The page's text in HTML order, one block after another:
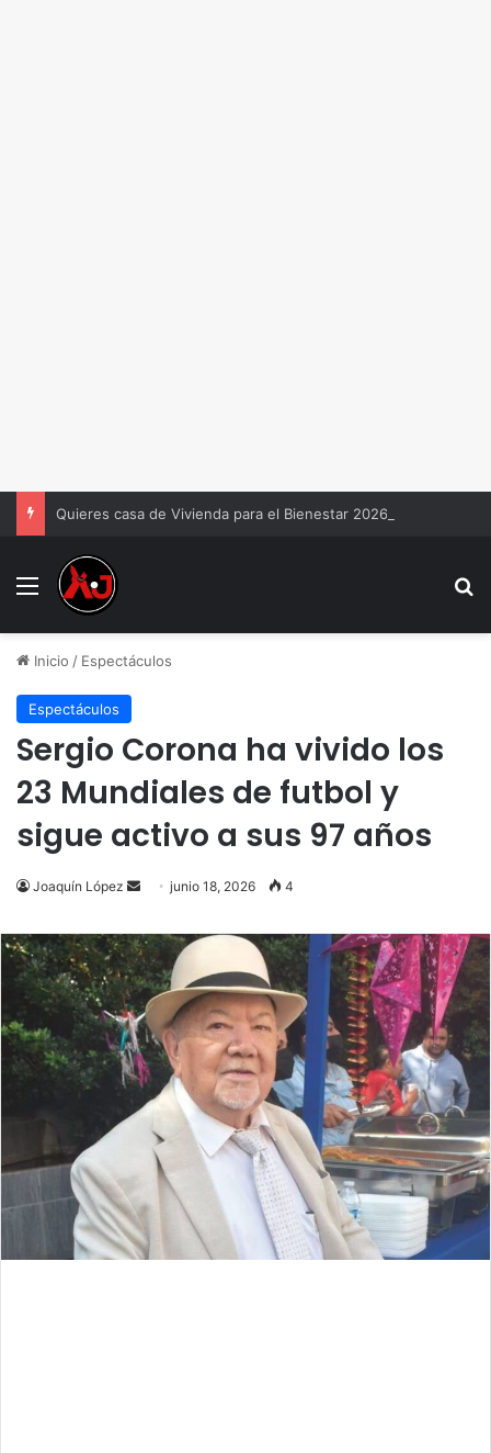
Quieres casa de Vivienda para el Bienestar 2026
Menu
Inicio / Espectáculos
Espectáculos
Sergio Corona ha vivido los
23 Mundiales de futbol y
sigue activo a sus 97 años
Joaquín López
Send
email
junio 18, 2026 4